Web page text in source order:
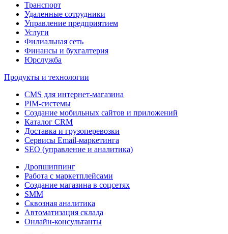
Транспорт
Удаленные сотрудники
Управление предприятием
Услуги
Филиальная сеть
Финансы и бухгалтерия
Юрслужба
Продукты и технологии
CMS для интернет-магазина
PIM-системы
Создание мобильных сайтов и приложений
Каталог CRM
Доставка и грузоперевозки
Сервисы Email-маркетинга
SEO (управление и аналитика)
Дропшиппинг
Работа с маркетплейсами
Создание магазина в соцсетях
SMM
Сквозная аналитика
Автоматизация склада
Онлайн-консультанты